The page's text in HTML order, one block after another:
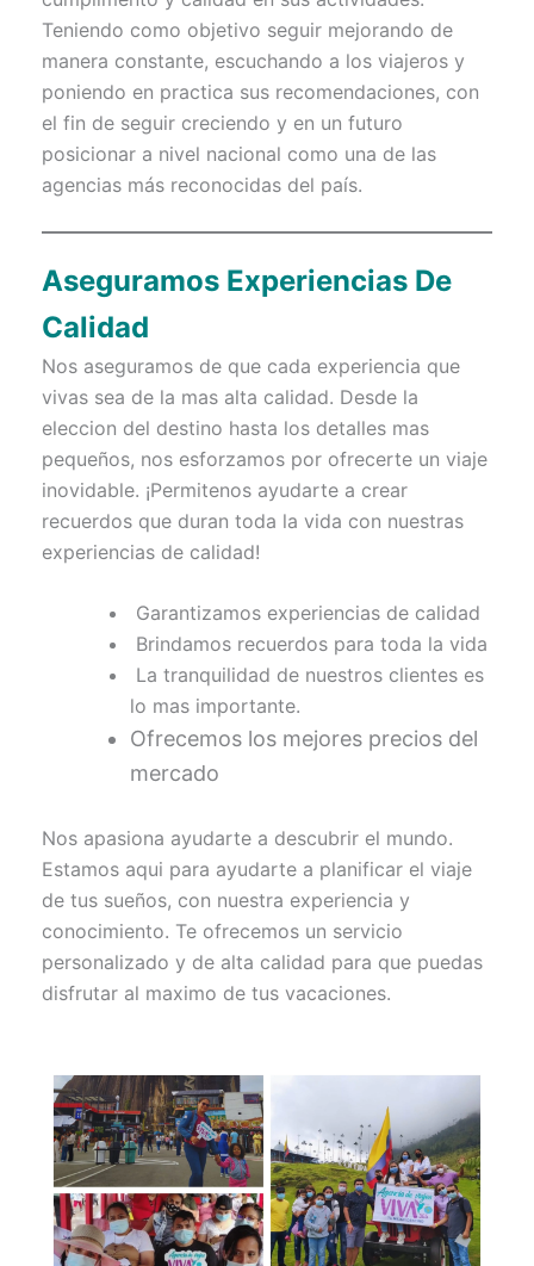
Teniendo como objetivo seguir mejorando de
manera constante, escuchando a los viajeros y
poniendo en practica sus recomendaciones, con
el fin de seguir creciendo y en un futuro
posicionar a nivel nacional como una de las
agencias más reconocidas del país.
Aseguramos Experiencias De
Calidad
Nos aseguramos de que cada experiencia que
vivas sea de la mas alta calidad. Desde la
eleccion del destino hasta los detalles mas
pequeños, nos esforzamos por ofrecerte un viaje
inovidable. ¡Permitenos ayudarte a crear
recuerdos que duran toda la vida con nuestras
experiencias de calidad!
Garantizamos experiencias de calidad
Brindamos recuerdos para toda la vida
La tranquilidad de nuestros clientes es
lo mas importante.
Ofrecemos los mejores precios del
mercado
Nos apasiona ayudarte a descubrir el mundo.
Estamos aqui para ayudarte a planificar el viaje
de tus sueños, con nuestra experiencia y
conocimiento. Te ofrecemos un servicio
personalizado y de alta calidad para que puedas
disfrutar al maximo de tus vacaciones.